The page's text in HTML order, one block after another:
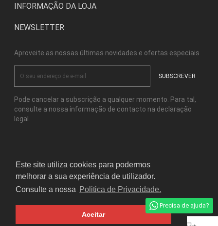
Este site utiliza cookies para podermos
melhorar a sua experiência de utilizador.
Consulte a nossa Politica de Privacidade.
Aceitar
Precisa de ajuda?
INFORMAÇÃO DA LOJA
NEWSLETTER
Aproveite as nossas últimas novidades e ofertas especiais
Pode cancelar a subscrição a qualquer momento. Para tal,
consulte a nossa informação de contacto na declaração
legal.
© Copyright Kensho Bonsai Studio 2026